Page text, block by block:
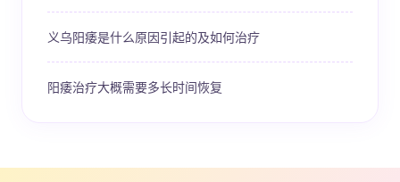
义乌阳痿是什么原因引起的及如何治疗
阳痿治疗大概需要多长时间恢复